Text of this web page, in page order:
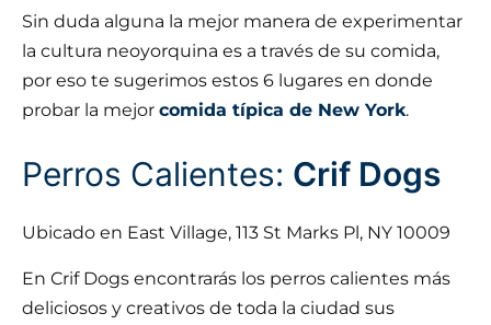
Sin duda alguna la mejor manera de experimentar
la cultura neoyorquina es a través de su comida,
por eso te sugerimos estos 6 lugares en donde
probar la mejor comida típica de New York.
Perros Calientes: Crif Dogs
Ubicado en East Village, 113 St Marks Pl, NY 10009
En Crif Dogs encontrarás los perros calientes más
deliciosos y creativos de toda la ciudad sus